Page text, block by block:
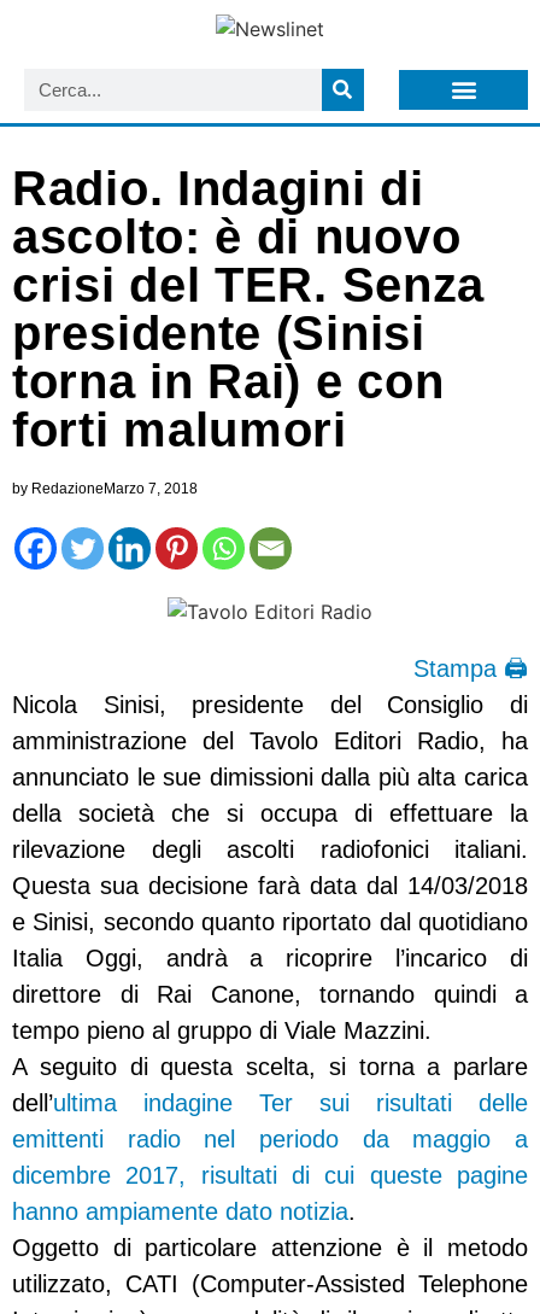
Radio. Indagini di
ascolto: è di nuovo
crisi del TER. Senza
presidente (Sinisi
torna in Rai) e con
forti malumori
by RedazioneMarzo 7, 2018
Stampa 🖨
Nicola Sinisi, presidente del Consiglio di
amministrazione del Tavolo Editori Radio, ha
annunciato le sue dimissioni dalla più alta carica
della società che si occupa di effettuare la
rilevazione degli ascolti radiofonici italiani.
Questa sua decisione farà data dal 14/03/2018
e Sinisi, secondo quanto riportato dal quotidiano
Italia Oggi, andrà a ricoprire l’incarico di
direttore di Rai Canone, tornando quindi a
tempo pieno al gruppo di Viale Mazzini.
A seguito di questa scelta, si torna a parlare
dell’ultima indagine Ter sui risultati delle
emittenti radio nel periodo da maggio a
dicembre 2017, risultati di cui queste pagine
hanno ampiamente dato notizia.
Oggetto di particolare attenzione è il metodo
utilizzato, CATI (Computer-Assisted Telephone